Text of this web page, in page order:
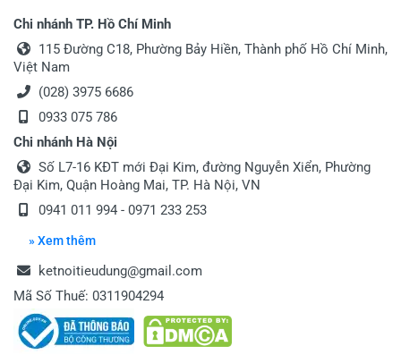
Chi nhánh TP. Hồ Chí Minh
115 Đường C18, Phường Bảy Hiền, Thành phố Hồ Chí Minh,
Việt Nam
(028) 3975 6686
0933 075 786
Chi nhánh Hà Nội
Số L7-16 KĐT mới Đại Kim, đường Nguyễn Xiển, Phường
Đại Kim, Quận Hoàng Mai, TP. Hà Nội, VN
0941 011 994 - 0971 233 253
» Xem thêm
ketnoitieudung@gmail.com
Mã Số Thuế: 0311904294